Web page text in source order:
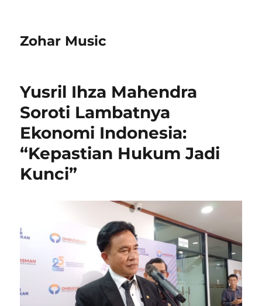
Zohar Music
Yusril Ihza Mahendra
Soroti Lambatnya
Ekonomi Indonesia:
“Kepastian Hukum Jadi
Kunci”